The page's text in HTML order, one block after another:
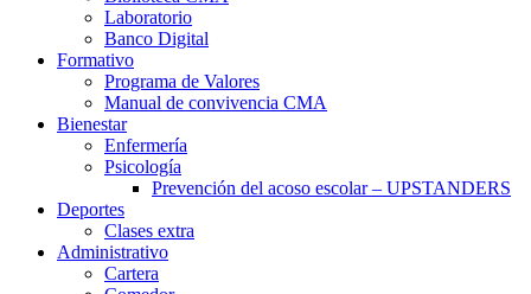
Laboratorio
Banco Digital
Formativo
Programa de Valores
Manual de convivencia CMA
Bienestar
Enfermería
Psicología
Prevención del acoso escolar – UPSTANDERS
Deportes
Clases extra
Administrativo
Cartera